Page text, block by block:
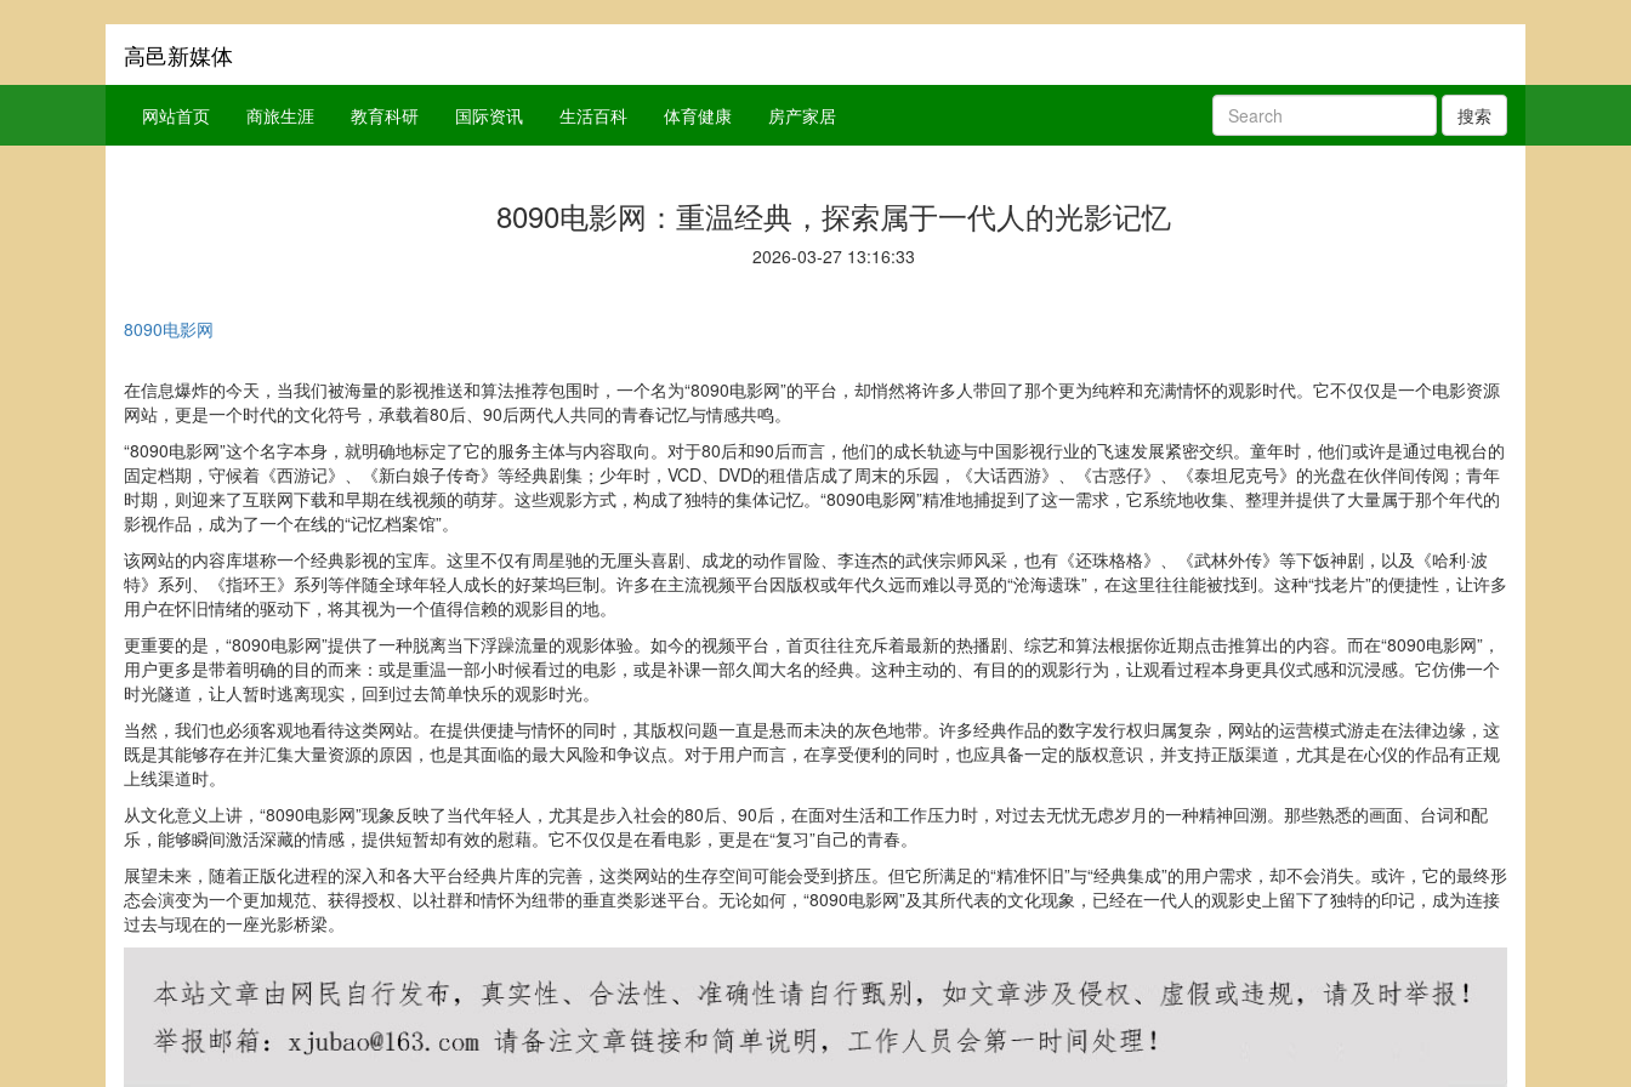
高邑新媒体
网站首页 商旅生涯 教育科研 国际资讯 生活百科 体育健康 房产家居 搜索
8090电影网：重温经典，探索属于一代人的光影记忆
2026-03-27 13:16:33
8090电影网
在信息爆炸的今天，当我们被海量的影视推送和算法推荐包围时，一个名为“8090电影网”的平台，却悄然将许多人带回了那个更为纯粹和充满情怀的观影时代。它不仅仅是一个电影资源
网站，更是一个时代的文化符号，承载着80后、90后两代人共同的青春记忆与情感共鸣。
“8090电影网”这个名字本身，就明确地标定了它的服务主体与内容取向。对于80后和90后而言，他们的成长轨迹与中国影视行业的飞速发展紧密交织。童年时，他们或许是通过电视台的
固定档期，守候着《西游记》、《新白娘子传奇》等经典剧集；少年时，VCD、DVD的租借店成了周末的乐园，《大话西游》、《古惑仔》、《泰坦尼克号》的光盘在伙伴间传阅；青年
时期，则迎来了互联网下载和早期在线视频的萌芽。这些观影方式，构成了独特的集体记忆。“8090电影网”精准地捕捉到了这一需求，它系统地收集、整理并提供了大量属于那个年代的
影视作品，成为了一个在线的“记忆档案馆”。
该网站的内容库堪称一个经典影视的宝库。这里不仅有周星驰的无厘头喜剧、成龙的动作冒险、李连杰的武侠宗师风采，也有《还珠格格》、《武林外传》等下饭神剧，以及《哈利·波
特》系列、《指环王》系列等伴随全球年轻人成长的好莱坞巨制。许多在主流视频平台因版权或年代久远而难以寻觅的“沧海遗珠”，在这里往往能被找到。这种“找老片”的便捷性，让许多
用户在怀旧情绪的驱动下，将其视为一个值得信赖的观影目的地。
更重要的是，“8090电影网”提供了一种脱离当下浮躁流量的观影体验。如今的视频平台，首页往往充斥着最新的热播剧、综艺和算法根据你近期点击推算出的内容。而在“8090电影网”，
用户更多是带着明确的目的而来：或是重温一部小时候看过的电影，或是补课一部久闻大名的经典。这种主动的、有目的的观影行为，让观看过程本身更具仪式感和沉浸感。它仿佛一个
时光隧道，让人暂时逃离现实，回到过去简单快乐的观影时光。
当然，我们也必须客观地看待这类网站。在提供便捷与情怀的同时，其版权问题一直是悬而未决的灰色地带。许多经典作品的数字发行权归属复杂，网站的运营模式游走在法律边缘，这
既是其能够存在并汇集大量资源的原因，也是其面临的最大风险和争议点。对于用户而言，在享受便利的同时，也应具备一定的版权意识，并支持正版渠道，尤其是在心仪的作品有正规
上线渠道时。
从文化意义上讲，“8090电影网”现象反映了当代年轻人，尤其是步入社会的80后、90后，在面对生活和工作压力时，对过去无忧无虑岁月的一种精神回溯。那些熟悉的画面、台词和配
乐，能够瞬间激活深藏的情感，提供短暂却有效的慰藉。它不仅仅是在看电影，更是在“复习”自己的青春。
展望未来，随着正版化进程的深入和各大平台经典片库的完善，这类网站的生存空间可能会受到挤压。但它所满足的“精准怀旧”与“经典集成”的用户需求，却不会消失。或许，它的最终形
态会演变为一个更加规范、获得授权、以社群和情怀为纽带的垂直类影迷平台。无论如何，“8090电影网”及其所代表的文化现象，已经在一代人的观影史上留下了独特的印记，成为连接
过去与现在的一座光影桥梁。